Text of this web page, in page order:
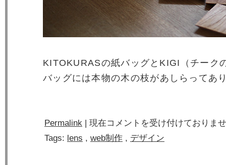
KITOKURASの紙バッグとKIGI（チーク
バッグには本物の木の枝があしらってあ
Permalink | 現在コメントを受け付けておりま
Tags: lens , web制作 , デザイン